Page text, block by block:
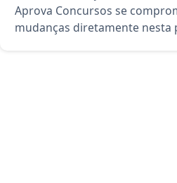
Aprova Concursos se
mudanças diretamente nesta